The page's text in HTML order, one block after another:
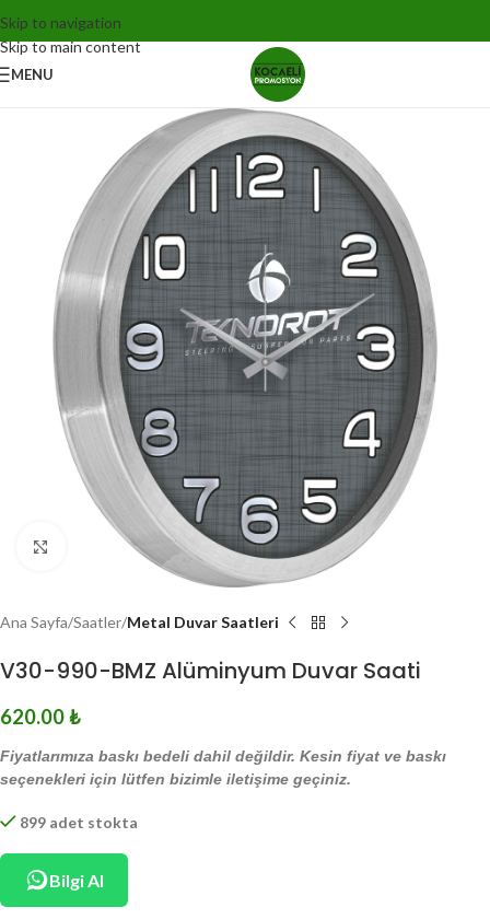
Skip to navigation
Skip to main content
MENU
Click to enlarge
Ana Sayfa Saatler Metal Duvar Saatleri
V30-990-BMZ Alüminyum Duvar Saati
620.00₺
Fiyatlarımıza baskı bedeli dahil değildir. Kesin fiyat ve baskı
seçenekleri için lütfen bizimle iletişime geçiniz.
899 adet stokta
Bilgi Al